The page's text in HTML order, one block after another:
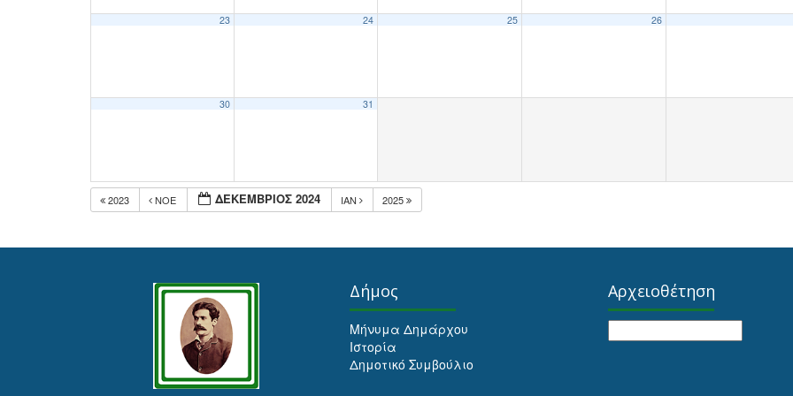
23 24 25 26
30 31
2023 ΝΟΈ ΔΕΚΈΜΒΡΙΟΣ 2024 ΙΑΝ 2025
Δήμος
Μήνυμα Δημάρχου
Ιστορία
Δημοτικό Συμβούλιο
Αρχειοθέτηση